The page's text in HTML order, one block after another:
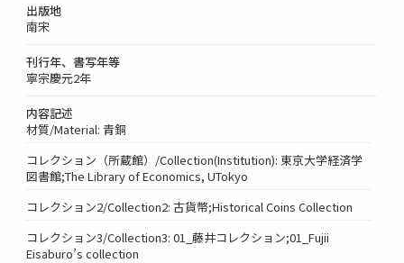
出版地
南宋
刊行年、書写年等
寧宗慶元2年
内容記述
材質/Material: 青銅
コレクション（所蔵館）/Collection(Institution): 東京大学経済学
図書館;The Library of Economics, UTokyo
コレクション2/Collection2: 古貨幣;Historical Coins Collection
コレクション3/Collection3: 01_藤井コレクション;01_Fujii
Eisaburo’s collection